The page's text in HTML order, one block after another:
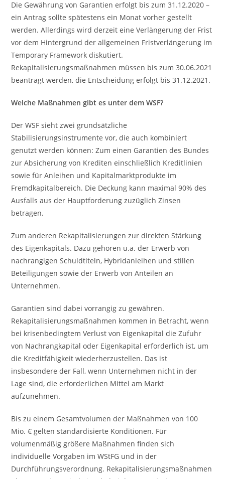
Die Gewährung von Garantien erfolgt bis zum 31.12.2020 –
ein Antrag sollte spätestens ein Monat vorher gestellt
werden. Allerdings wird derzeit eine Verlängerung der Frist
vor dem Hintergrund der allgemeinen Fristverlängerung im
Temporary Framework diskutiert.
Rekapitalisierungsmaßnahmen müssen bis zum 30.06.2021
beantragt werden, die Entscheidung erfolgt bis 31.12.2021.
Welche Maßnahmen gibt es unter dem WSF?
Der WSF sieht zwei grundsätzliche
Stabilisierungsinstrumente vor, die auch kombiniert
genutzt werden können: Zum einen Garantien des Bundes
zur Absicherung von Krediten einschließlich Kreditlinien
sowie für Anleihen und Kapitalmarktprodukte im
Fremdkapitalbereich. Die Deckung kann maximal 90% des
Ausfalls aus der Hauptforderung zuzüglich Zinsen
betragen.
Zum anderen Rekapitalisierungen zur direkten Stärkung
des Eigenkapitals. Dazu gehören u.a. der Erwerb von
nachrangigen Schuldtiteln, Hybridanleihen und stillen
Beteiligungen sowie der Erwerb von Anteilen an
Unternehmen.
Garantien sind dabei vorrangig zu gewähren.
Rekapitalisierungsmaßnahmen kommen in Betracht, wenn
bei krisenbedingtem Verlust von Eigenkapital die Zufuhr
von Nachrangkapital oder Eigenkapital erforderlich ist, um
die Kreditfähigkeit wiederherzustellen. Das ist
insbesondere der Fall, wenn Unternehmen nicht in der
Lage sind, die erforderlichen Mittel am Markt
aufzunehmen.
Bis zu einem Gesamtvolumen der Maßnahmen von 100
Mio. € gelten standardisierte Konditionen. Für
volumenmäßig größere Maßnahmen finden sich
individuelle Vorgaben im WStFG und in der
Durchführungsverordnung. Rekapitalisierungsmaßnahmen